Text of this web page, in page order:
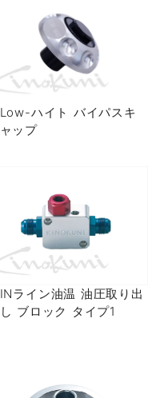
Low-ハイト バイパスキ
ャップ
INライン油温 油圧取り出
し ブロック タイプ1